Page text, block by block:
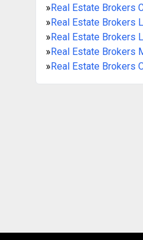
» Real Estate Brokers
» Real Estate Brokers
» Real Estate Brokers
» Real Estate Brokers
» Real Estate Brokers